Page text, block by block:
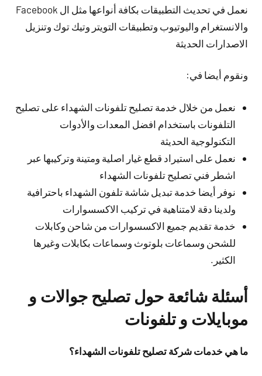
نعمل في تحديث التطبيقات بكافة أنواعها مثل ال Facebook
والانستغرام واليوتيوب وتطبيقات التويتر وتيك توك وتنزيل
الاصدارات الحديثة
ونقوم أيضا في:
نعمل من خلال خدمة تصليح تلفونات الشهداء على تصليح
التلفونات باستخدام افضل المعدات والأدوات
التكنولوجية الحديثة
نعمل على استيراد قطع غيار اصلية ومتينة وتركيبها عبر
اشطر فني تصليح تلفونات الشهداء
نوفر أيضا خدمة تبديل شاشة تلفون الشهداء باحترافية
ولدينا دقة لامتناهية في تركيب الاكسسوارات
خدمة تقديم جميع الاكسسوارات من شاحن وكابلات
للشحن وسماعات بلوتوث وسماعات بكابلات وغيرها
الكثير.
أسئلة شائعة حول تصليح جوالات و
موبايلات و تلفونات
ما هي خدمات شركة تصليح تلفونات الشهداء؟